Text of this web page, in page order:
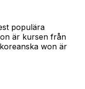
populära
är kursen från
won är